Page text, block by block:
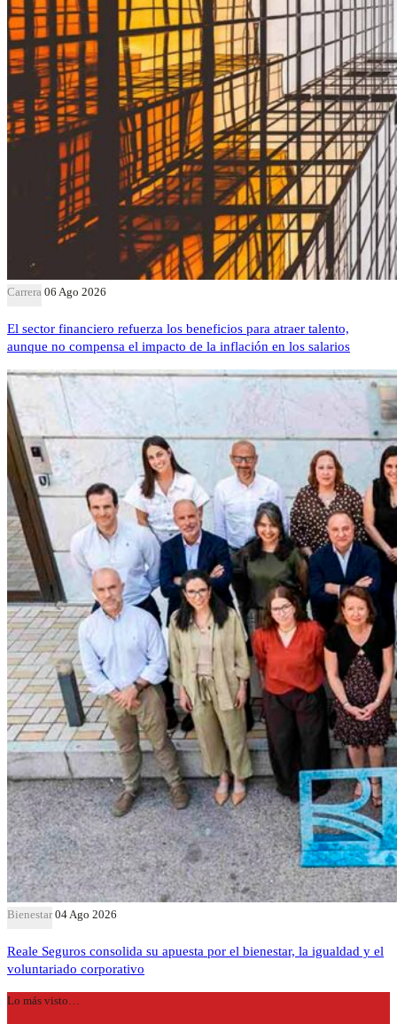
Carrera 06 Ago 2026
El sector financiero refuerza los beneficios para atraer talento,
aunque no compensa el impacto de la inflación en los salarios
Bienestar 04 Ago 2026
Reale Seguros consolida su apuesta por el bienestar, la igualdad y el
voluntariado corporativo
Lo más visto…